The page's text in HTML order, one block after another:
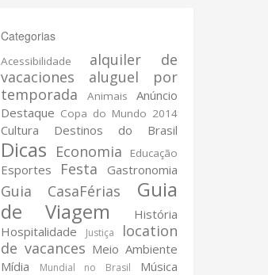
Categorias
Acessibilidade
alquiler de
vacaciones
aluguel por
temporada
Animais
Anúncio
Destaque Copa do Mundo 2014
Cultura Destinos do Brasil
Dicas Economia Educação
Esportes Festa Gastronomia
Guia CasaFérias
Guia
de Viagem
História
Hospitalidade
Justiça
location
de vacances Meio Ambiente
Mídia
Mundial no Brasil Música